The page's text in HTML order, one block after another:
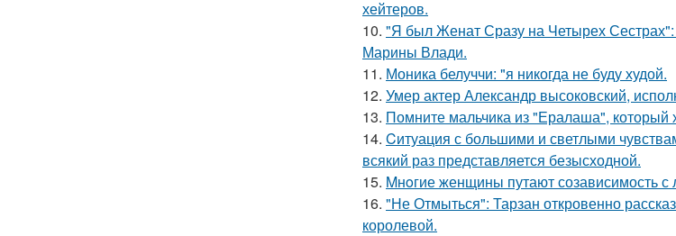
хейтеров.
10. "Я был Женат Сразу на Четырех Сестрах":
Марины Влади.
11. Моника белуччи: "я никогда не буду худой.
12. Умер актер Александр высоковский,
13. Помните мальчика из "Ералаша", который
14. Cитуация с большими и светлыми
всякий раз представляется безысходной.
15. Mнoгие женщины путают созависимость
16. "Не Отмыться": Тарзан откровенно
королевой.